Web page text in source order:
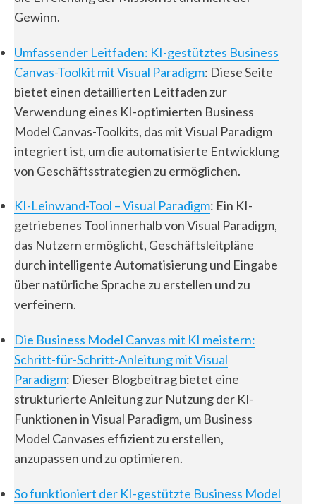
Gewinn.
Umfassender Leitfaden: KI-gestütztes Business
Canvas-Toolkit mit Visual Paradigm: Diese Seite
bietet einen detaillierten Leitfaden zur
Verwendung eines KI-optimierten Business
Model Canvas-Toolkits, das mit Visual Paradigm
integriert ist, um die automatisierte Entwicklung
von Geschäftsstrategien zu ermöglichen.
KI-Leinwand-Tool – Visual Paradigm: Ein KI-
getriebenes Tool innerhalb von Visual Paradigm,
das Nutzern ermöglicht, Geschäftsleitpläne
durch intelligente Automatisierung und Eingabe
über natürliche Sprache zu erstellen und zu
verfeinern.
Die Business Model Canvas mit KI meistern:
Schritt-für-Schritt-Anleitung mit Visual
Paradigm: Dieser Blogbeitrag bietet eine
strukturierte Anleitung zur Nutzung der KI-
Funktionen in Visual Paradigm, um Business
Model Canvases effizient zu erstellen,
anzupassen und zu optimieren.
So funktioniert der KI-gestützte Business Model